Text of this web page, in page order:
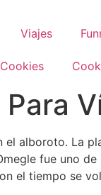
Viajes
alboroto. La
fue uno
el tiempo se